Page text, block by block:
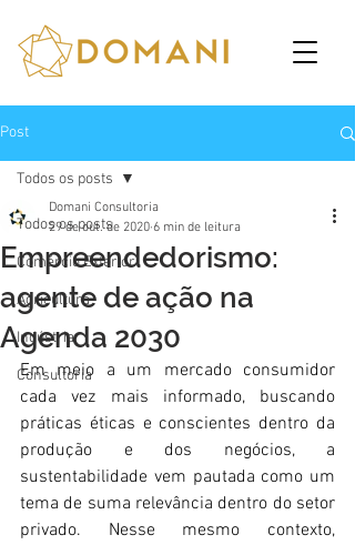
Post
Todos os posts
Comércio Exterior
Agricultura
Indústria
Consultoria
Todos os posts
Empreendedorismo:
agente de ação na
Agenda 2030
Domani Consultoria
29 de out. de 2020 6 min de leitura
Em meio a um mercado consumidor
cada vez mais informado, buscando
práticas éticas e conscientes dentro da
produção e dos negócios, a
sustentabilidade vem pautada como um
tema de suma relevância dentro do setor
privado. Nesse mesmo contexto,